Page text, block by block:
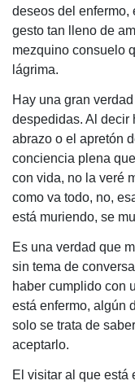
deseos del enfermo,
gesto tan lleno de
mezquino consuelo
lágrima.
Hay una gran
despedidas. Al decir
abrazo o el apretón
conciencia plena
con vida, no la veré
como va todo, no,
está muriendo, se
Es una verdad que
sin tema de
haber cumplido con
está enfermo, algún
solo se trata de
aceptarlo.
El visitar al que está